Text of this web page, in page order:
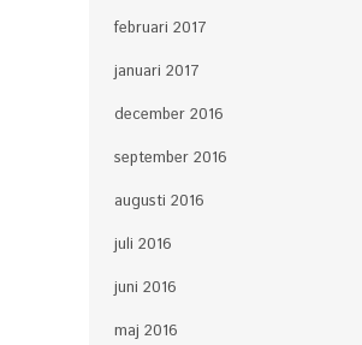
februari 2017
januari 2017
december 2016
september 2016
augusti 2016
juli 2016
juni 2016
maj 2016